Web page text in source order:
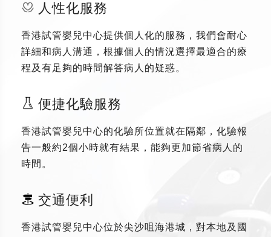
人性化服務
香港試管嬰兒中心提供個人化的服務，我們會耐心
詳細和病人溝通，根據個人的情況選擇最適合的療
程及有足夠的時間解答病人的疑惑。
便捷化驗服務
香港試管嬰兒中心的化驗所位置就在隔鄰，化驗報
告一般約2個小時就有結果，能夠更加節省病人的
時間。
交通便利
香港試管嬰兒中心位於尖沙咀海港城，對本地及國